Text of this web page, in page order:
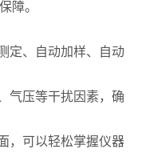
障。
、自动加样、自动
压等干扰因素，确
可以轻松掌握仪器